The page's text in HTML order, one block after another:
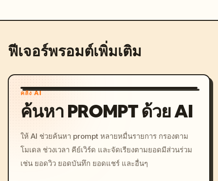
ฟีเจอร์พรอมต์เพิ่มเติม
คลัง AI
ค้นหา PROMPT ด้วย AI
ให้ AI ช่วยค้นหา prompt หลายหมื่นรายการ กรองตาม
โมเดล ช่วงเวลา คีย์เวิร์ด และจัดเรียงตามยอดมีส่วนร่วม
เช่น ยอดวิว ยอดบันทึก ยอดแชร์ และอื่นๆ